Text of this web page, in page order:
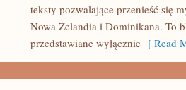
teksty pozwalające przenieść się
Nowa Zelandia i Dominikana. To
przedstawiane wyłącznie [ Read